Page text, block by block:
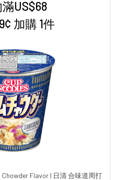
US$68
加購 1件
Chowder Flavor | 日清 合味道周打